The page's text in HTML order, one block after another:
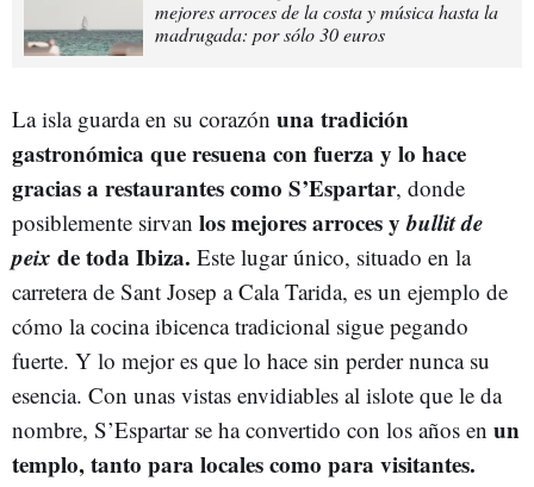
mejores arroces de la costa y música hasta la
madrugada: por sólo 30 euros
La isla guarda en su corazón una tradición
gastronómica que resuena con fuerza y lo hace
gracias a restaurantes como S’Espartar, donde
posiblemente sirvan los mejores arroces ybullit de
peix de toda Ibiza. Este lugar único, situado en la
carretera de Sant Josep a Cala Tarida, es un ejemplo de
cómo la cocina ibicenca tradicional sigue pegando
fuerte. Y lo mejor es que lo hace sin perder nunca su
esencia. Con unas vistas envidiables al islote que le da
nombre, S’Espartar se ha convertido con los años en un
templo, tanto para locales como para visitantes.